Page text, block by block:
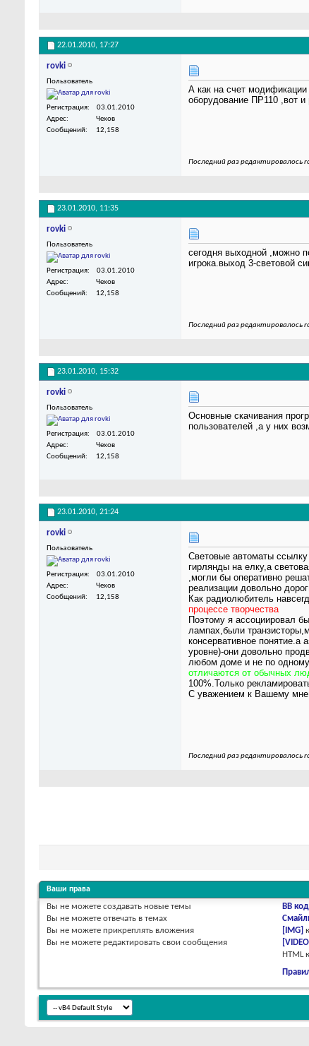
22.01.2010, 17:27
rovki
Пользователь
Регистрация
03.01.2010
Адрес
Чехов
Сообщений
12,158
А как на счет
оборудование ПР110 ,вот и
Последний раз редактировалось
23.01.2010, 11:35
rovki
Пользователь
Регистрация
03.01.2010
Адрес
Чехов
Сообщений
12,158
сегодня выходной ,можно
игрока.выход 3-световой
Последний раз редактировалось
23.01.2010, 15:32
rovki
Пользователь
Регистрация
03.01.2010
Адрес
Чехов
Сообщений
12,158
Основные скачивания
пользователей ,а у них
23.01.2010, 21:24
rovki
Пользователь
Регистрация
03.01.2010
Адрес
Чехов
Сообщений
12,158
Световые автоматы
гирлянды на елку,а
,могли бы оперативно
реализации довольно
Как радиолюбитель
процессе творчества
Поэтому я ассоциировал
лампах,были
консервативное понятие.а
уровне)-они довольно
любом доме и не по
отличаются от обычных
100%.Только
С уважением к Вашему
Последний раз редактировалось
Ваши права
Вы не можете создавать новые темы
Вы не можете отвечать в темах
Вы не можете прикреплять вложения
Вы не можете редактировать свои сообщения
BB
[IMG]
HTML